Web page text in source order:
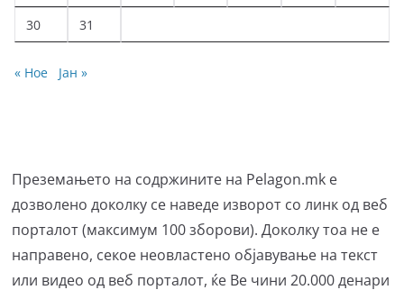
30 31
« Ное Јан »
Преземањето на содржините на Pelagon.mk е
дозволено доколку се наведе изворот со линк од веб
порталот (максимум 100 зборови). Доколку тоа не е
направено, секое неовластено објавување на текст
или видео од веб порталот, ќе Ве чини 20.000 денари